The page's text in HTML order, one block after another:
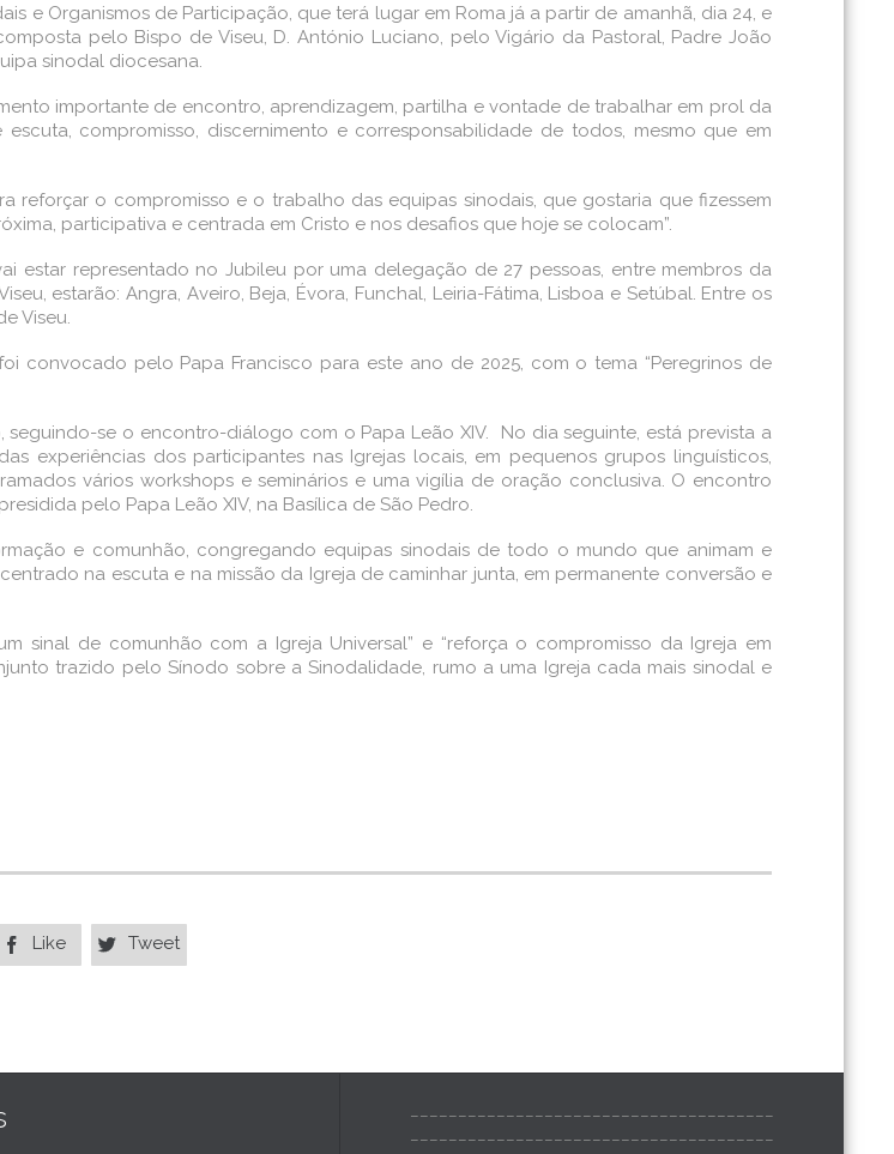
e Organismos de Participação, que terá lugar em Roma já a partir de amanhã, dia 24, e
pelo Bispo de Viseu, D. António Luciano, pelo Vigário da Pastoral, Padre João
sinodal diocesana.
importante de encontro, aprendizagem, partilha e vontade de trabalhar em prol da
compromisso, discernimento e corresponsabilidade de todos, mesmo que em
reforçar o compromisso e o trabalho das equipas sinodais, que gostaria que fizessem
participativa e centrada em Cristo e nos desafios que hoje se colocam”.
estar representado no Jubileu por uma delegação de 27 pessoas, entre membros da
estarão: Angra, Aveiro, Beja, Évora, Funchal, Leiria-Fátima, Lisboa e Setúbal. Entre os
Viseu.
convocado pelo Papa Francisco para este ano de 2025, com o tema “Peregrinos de
se o encontro-diálogo com o Papa Leão XIV. No dia seguinte, está prevista a
experiências dos participantes nas Igrejas locais, em pequenos grupos linguísticos,
vários workshops e seminários e uma vigília de oração conclusiva. O encontro
pelo Papa Leão XIV, na Basílica de São Pedro.
e comunhão, congregando equipas sinodais de todo o mundo que animam e
na escuta e na missão da Igreja de caminhar junta, em permanente conversão e
sinal de comunhão com a Igreja Universal” e “reforça o compromisso da Igreja em
trazido pelo Sínodo sobre a Sinodalidade, rumo a uma Igreja cada mais sinodal e
 Like  Tweet